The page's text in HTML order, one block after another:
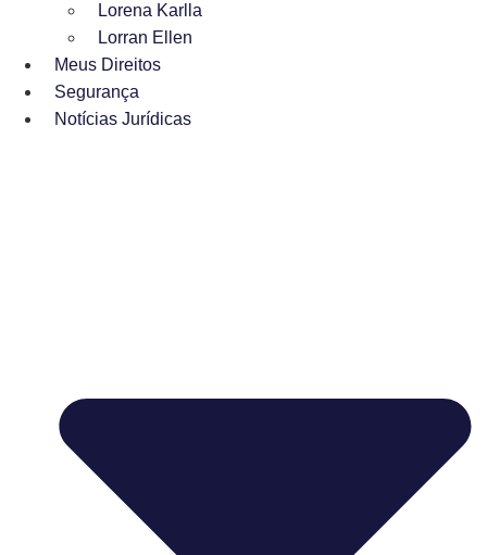
Lorena Karlla
Lorran Ellen
Meus Direitos
Segurança
Notícias Jurídicas